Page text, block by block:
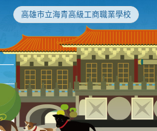
高雄市立海青高級工商職業學校